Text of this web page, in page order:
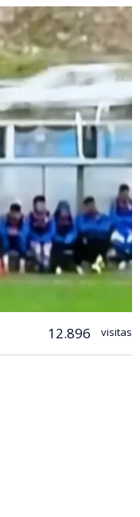
12.896 visitas